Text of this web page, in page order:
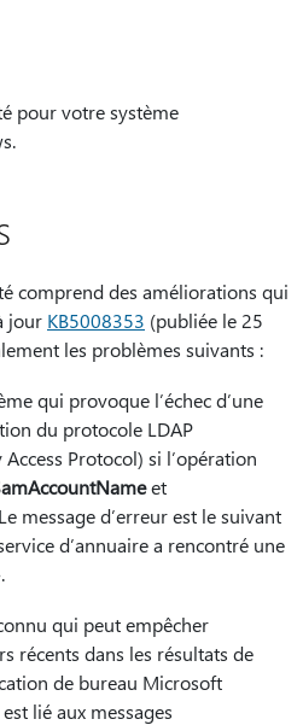
pour votre système
comprend des améliorations qui
jour KB5008353 (publiée le 25
les problèmes suivants :
qui provoque l’échec d’une
du protocole LDAP
Protocol) si l’opération
et
message d’erreur est le suivant
d’annuaire a rencontré une
qui peut empêcher
récents dans les résultats de
de bureau Microsoft
lié aux messages